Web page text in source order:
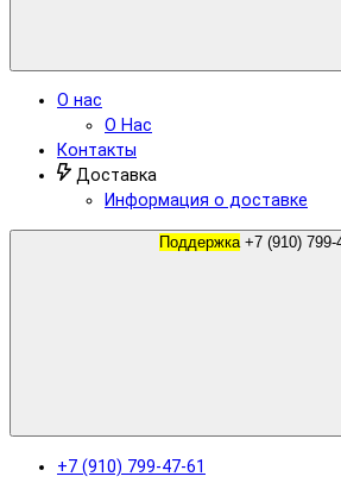
О нас
О Нас
Контакты
Доставка
Информация о доставке
Поддержка
+7 (910) 799-47-61